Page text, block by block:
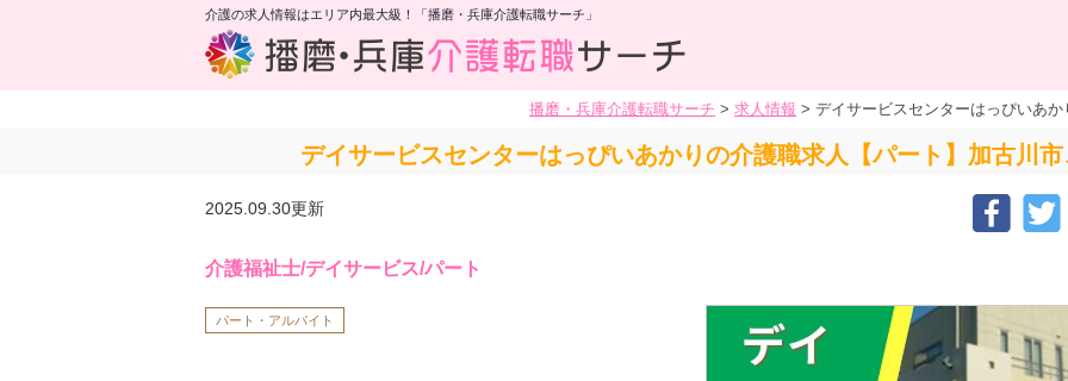
介護の求人情報はエリア内最大級！「播磨・兵庫介護転職サーチ」
播磨・兵庫介護転職サーチ > 求人情報 > デイサービスセンターはっぴいあ
デイサービスセンターはっぴいあかりの介護職求人【パート】加古川
2025.09.30更新
介護福祉士/デイサービス/パート
パート・アルバイト